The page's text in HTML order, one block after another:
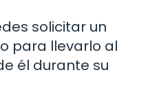
solicitar un
para llevarlo al
él durante su